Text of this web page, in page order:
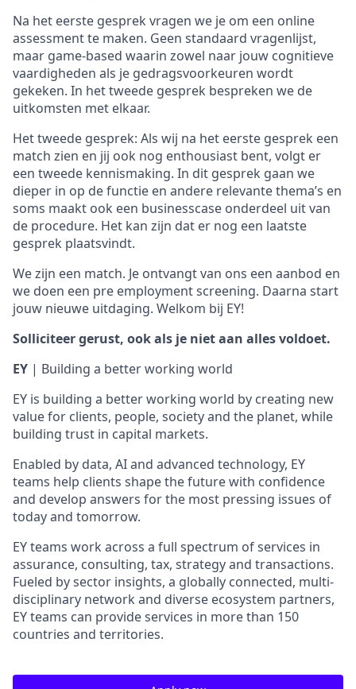
Na het eerste gesprek vragen we je om een online
assessment te maken. Geen standaard vragenlijst,
maar game-based waarin zowel naar jouw cognitieve
vaardigheden als je gedragsvoorkeuren wordt
gekeken. In het tweede gesprek bespreken we de
uitkomsten met elkaar.
Het tweede gesprek: Als wij na het eerste gesprek een
match zien en jij ook nog enthousiast bent, volgt er
een tweede kennismaking. In dit gesprek gaan we
dieper in op de functie en andere relevante thema’s en
soms maakt ook een businesscase onderdeel uit van
de procedure. Het kan zijn dat er nog een laatste
gesprek plaatsvindt.
We zijn een match. Je ontvangt van ons een aanbod en
we doen een pre employment screening. Daarna start
jouw nieuwe uitdaging. Welkom bij EY!
Solliciteer gerust, ook als je niet aan alles voldoet.
EY | Building a better working world
EY is building a better working world by creating new
value for clients, people, society and the planet, while
building trust in capital markets.
Enabled by data, AI and advanced technology, EY
teams help clients shape the future with confidence
and develop answers for the most pressing issues of
today and tomorrow.
EY teams work across a full spectrum of services in
assurance, consulting, tax, strategy and transactions.
Fueled by sector insights, a globally connected, multi-
disciplinary network and diverse ecosystem partners,
EY teams can provide services in more than 150
countries and territories.